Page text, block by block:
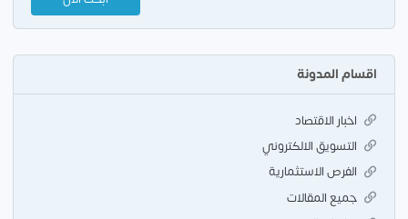
اقسام المدونة
اخبار الاقتصاد
التسويق الالكتروني
الفرص الاستثمارية
جميع المقالات